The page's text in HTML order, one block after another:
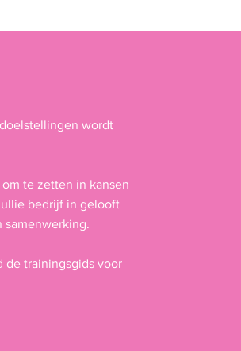
wordt
te zetten in kansen
bedrijf in gelooft
samenwerking.
de trainingsgids voor